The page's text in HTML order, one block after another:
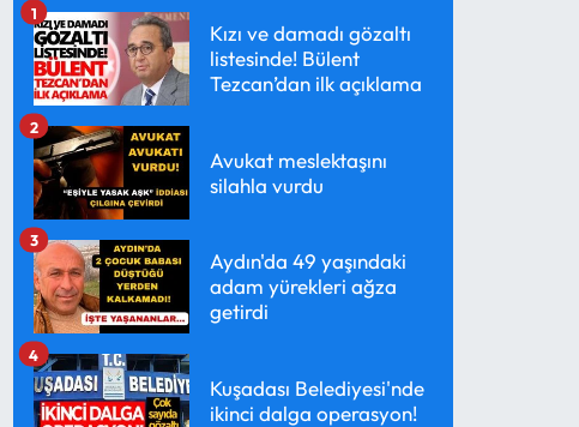
Kızı ve damadı gözaltı
listesinde! Bülent
Tezcan’dan ilk açıklama
1
Avukat meslektaşını
silahla vurdu
2
Aydın'da 49 yaşındaki
adam yürekleri ağza
getirdi
3
Kuşadası Belediyesi'nde
ikinci dalga operasyon!
4